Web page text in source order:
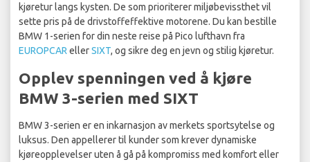
kjøretur langs kysten. De som prioriterer miljøbevissthet vil
sette pris på de drivstoffeffektive motorene. Du kan bestille
BMW 1-serien for din neste reise på Pico lufthavn fra
EUROPCAR ellerSIXT, og sikre deg en jevn og stilig kjøretur.
Opplev spenningen ved å kjøre
BMW 3-serien med SIXT
BMW 3-serien er en inkarnasjon av merkets sportsytelse og
luksus. Den appellerer til kunder som krever dynamiske
kjøreopplevelser uten å gå på kompromiss med komfort eller